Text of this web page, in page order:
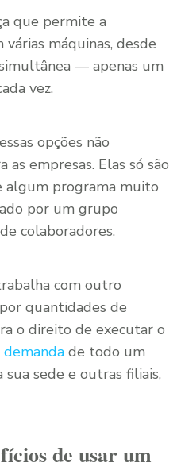
que permite a
máquinas, desde
— apenas um
vez.
opções não
as empresas. Elas só são
algum programa muito
por um grupo
colaboradores.
com outro
quantidades de
o direito de executar o
de todo um
sede e outras filiais,
de usar um